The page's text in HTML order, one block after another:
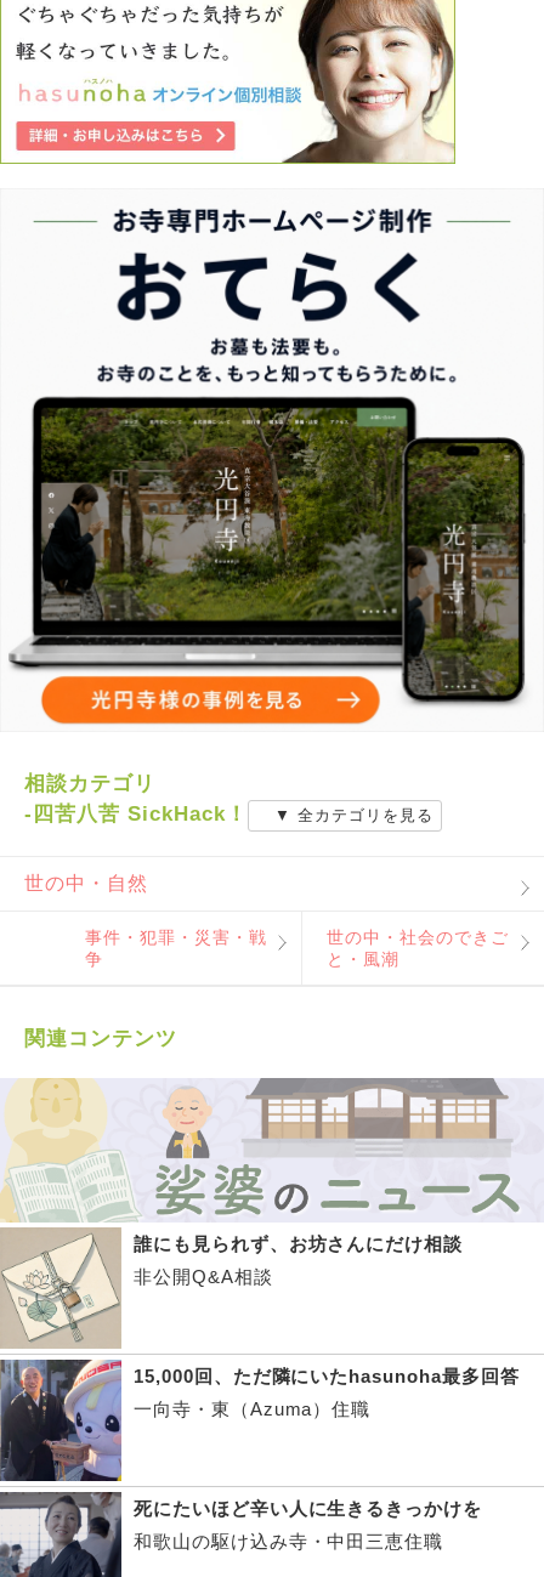
相談カテゴリ
-四苦八苦 SickHack！
▼ 全カテゴリを見る
世の中・自然
事件・犯罪・災害・戦
争
世の中・社会のできご
と・風潮
関連コンテンツ
誰にも見られず、お坊さんにだけ相談
非公開Q&A相談
15,000回、ただ隣にいたhasunoha最多回答
一向寺・東（Azuma）住職
死にたいほど辛い人に生きるきっかけを
和歌山の駆け込み寺・中田三恵住職